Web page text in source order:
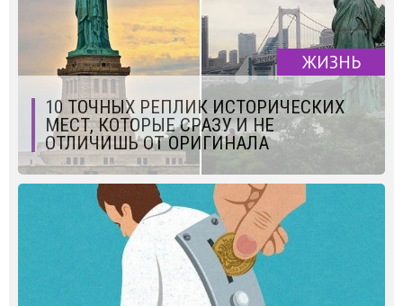
ЖИЗНЬ
10 ТОЧНЫХ РЕПЛИК ИСТОРИЧЕСКИХ
МЕСТ, КОТОРЫЕ СРАЗУ И НЕ
ОТЛИЧИШЬ ОТ ОРИГИНАЛА